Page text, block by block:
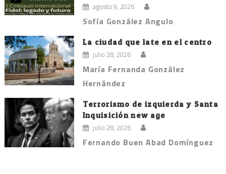
agosto 9, 2026
Sofía González Angulo
La ciudad que late en el centro
julio 28, 2026
María Fernanda González
Hernández
Terrorismo de izquierda y Santa
Inquisición new age
julio 28, 2026
Fernando Buen Abad Domínguez